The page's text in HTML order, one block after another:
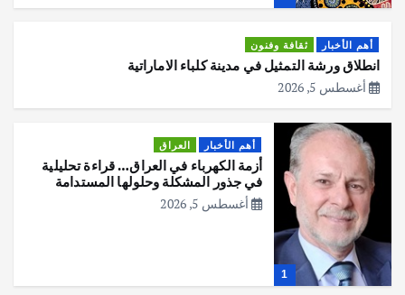
أهم الأخبار ثقافة وفنون
انطلاق ورشة التمثيل في مدينة كلباء الاماراتية
أغسطس 5, 2026
1
أهم الأخبار العراق
أزمة الكهرباء في العراق… قراءة تحليلية
في جذور المشكلة وحلولها المستدامة
أغسطس 5, 2026